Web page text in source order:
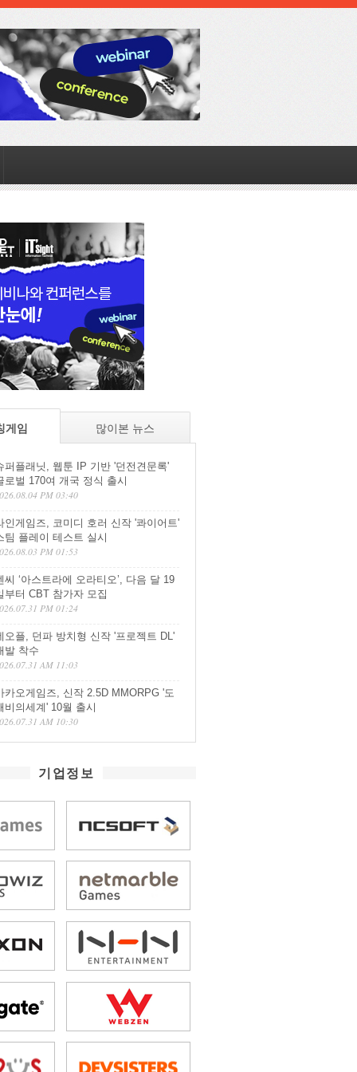
게임 많이본 뉴스
퍼플래닛, 웹툰 IP 기반 '던전견문록'
로벌 170여 개국 정식 출시
PM 03:40
인게임즈, 코미디 호러 신작 '콰이어트'
팀 플레이 테스트 실시
PM 01:53
씨 ‘아스트라에 오라티오’, 다음 달 19
부터 CBT 참가자 모집
PM 01:24
오플, 던파 방치형 신작 '프로젝트 DL'
발 착수
AM 11:03
카오게임즈, 신작 2.5D MMORPG '도
비의세계' 10월 출시
AM 10:30
기업정보